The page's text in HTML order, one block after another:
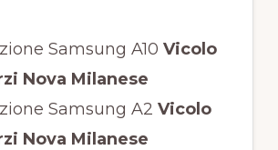
Samsung A10 Vicolo
Nova Milanese
Samsung A2 Vicolo
Nova Milanese